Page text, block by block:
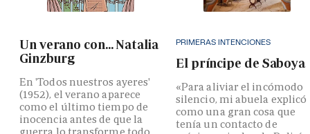
Un verano con... Natalia
Ginzburg
En 'Todos nuestros ayeres'
(1952), el verano aparece
como el último tiempo de
inocencia antes de que la
PRIMERAS INTENCIONES
El príncipe de Saboya
«Para aliviar el incómodo
silencio, mi abuela explicó
como una gran cosa que
tenía un contacto de